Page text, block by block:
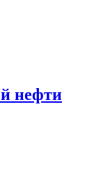
нефти